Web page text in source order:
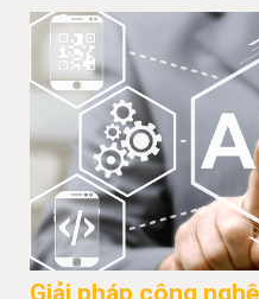
Giải pháp công